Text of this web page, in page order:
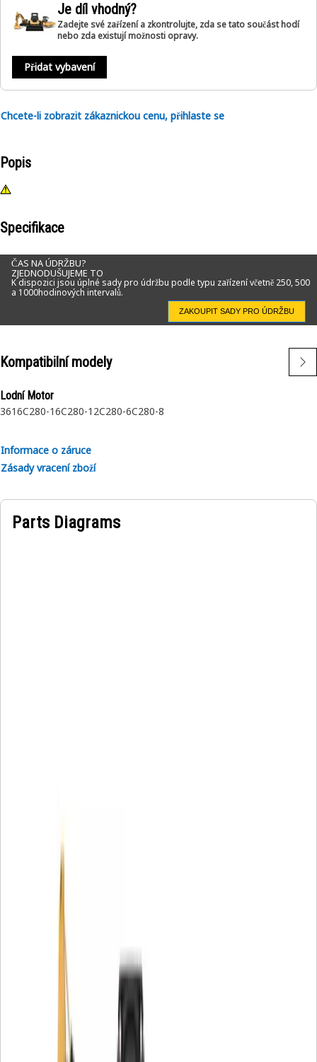
Je díl vhodný?
Zadejte své zařízení a zkontrolujte, zda se tato součást hodí
nebo zda existují možnosti opravy.
Přidat vybavení
Chcete-li zobrazit zákaznickou cenu, přihlaste se
Popis
Specifikace
ČAS NA ÚDRŽBU?
ZJEDNODUŠUJEME TO
K dispozici jsou úplné sady pro údržbu podle typu zařízení včetně 250, 500
a 1000hodinových intervalů.
ZAKOUPIT SADY PRO ÚDRŽBU
Kompatibilní modely
Lodní Motor
3616C280-16C280-12C280-6C280-8
Informace o záruce
Zásady vracení zboží
Parts Diagrams